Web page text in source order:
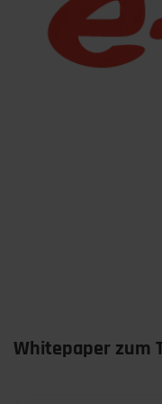
Whitepaper zum